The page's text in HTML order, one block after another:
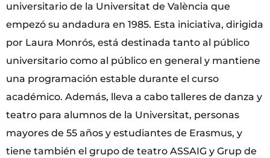
universitario de la Universitat de València que
empezó su andadura en 1985. Esta iniciativa, dirigida
por Laura Monrós, está destinada tanto al público
universitario como al público en general y mantiene
una programación estable durante el curso
académico. Además, lleva a cabo talleres de danza y
teatro para alumnos de la Universitat, personas
mayores de 55 años y estudiantes de Erasmus, y
tiene también el grupo de teatro ASSAIG y Grup de